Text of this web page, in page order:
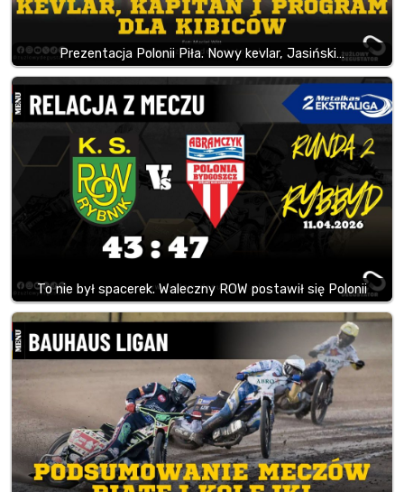
Prezentacja Polonii Piła. Nowy kevlar, Jasiński…
To nie był spacerek. Waleczny ROW postawił się Polonii